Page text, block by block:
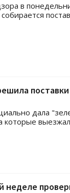
в
дала
которые